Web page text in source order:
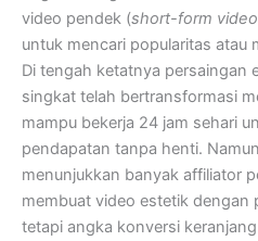
video pendek (short-form video
untuk mencari popularitas atau
Di tengah ketatnya persaingan
singkat telah bertransformasi
mampu bekerja 24 jam sehari
pendapatan tanpa henti.
menunjukkan banyak affiliator
membuat video estetik dengan
tetapi angka konversi